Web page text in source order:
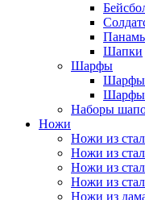
Шапки
Шарфы
Шарфы
Шарфы
Наборы
Ножи
Ножи из
Ножи из
Ножи из
Ножи из
Ножи из